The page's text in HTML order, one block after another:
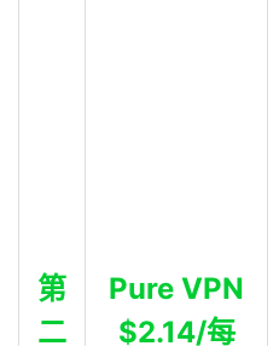
第
二
Pure VPN
$2.14/每